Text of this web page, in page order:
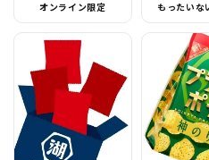
オンライン限定 もったいな